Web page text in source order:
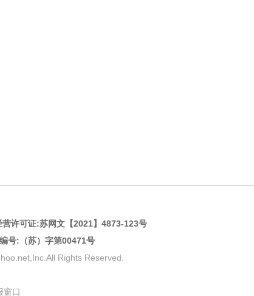
许可证:苏网文【2021】4873-123号
号:（苏）字第00471号
Rights Reserved.
窗口